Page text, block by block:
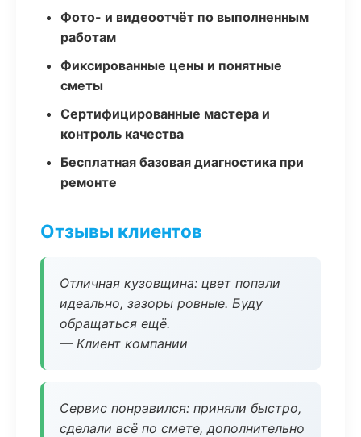
Фото- и видеоотчёт по выполненным
работам
Фиксированные цены и понятные
сметы
Сертифицированные мастера и
контроль качества
Бесплатная базовая диагностика при
ремонте
Отзывы клиентов
Отличная кузовщина: цвет попали
идеально, зазоры ровные. Буду
обращаться ещё.
— Клиент компании
Сервис понравился: приняли быстро,
сделали всё по смете, дополнительно